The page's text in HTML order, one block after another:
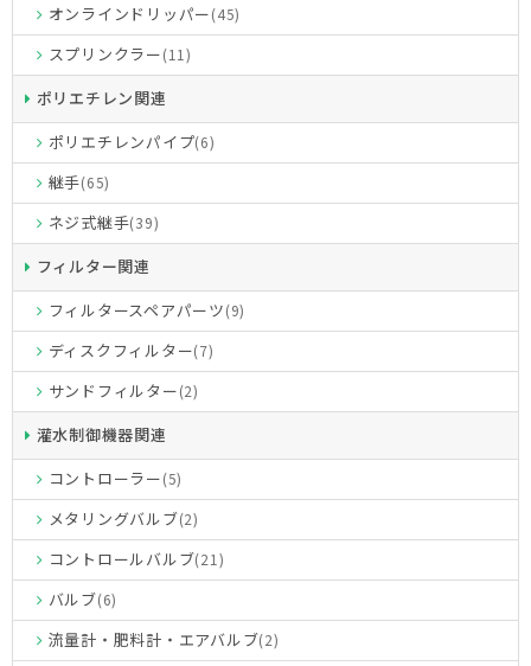
オンラインドリッパー(45)
スプリンクラー(11)
ポリエチレン関連
ポリエチレンパイプ(6)
継手(65)
ネジ式継手(39)
フィルター関連
フィルタースペアパーツ(9)
ディスクフィルター(7)
サンドフィルター(2)
灌水制御機器関連
コントローラー(5)
メタリングバルブ(2)
コントロールバルブ(21)
バルブ(6)
流量計・肥料計・エアバルブ(2)